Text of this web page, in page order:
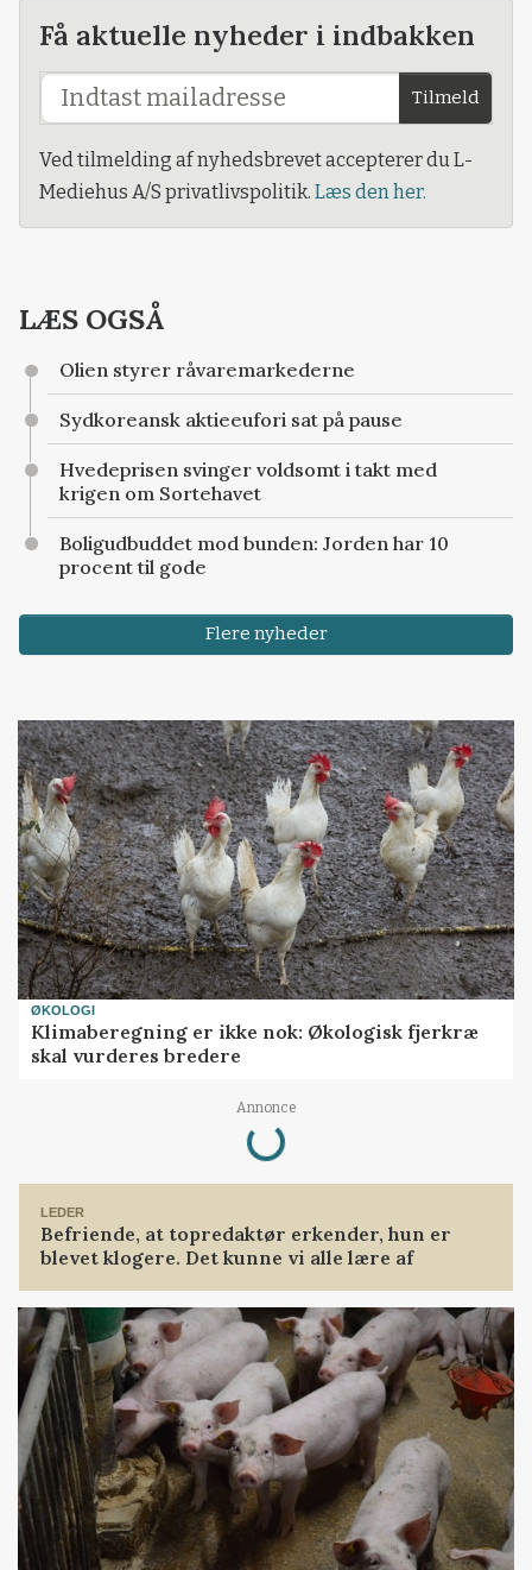
Få aktuelle nyheder i indbakken
Tilmeld
Ved tilmelding af nyhedsbrevet accepterer du L-
Mediehus A/S privatlivspolitik. Læs den her.
LÆS OGSÅ
Olien styrer råvaremarkederne
Sydkoreansk aktieeufori sat på pause
Hvedeprisen svinger voldsomt i takt med
krigen om Sortehavet
Boligudbuddet mod bunden: Jorden har 10
procent til gode
Flere nyheder
ØKOLOGI
Klimaberegning er ikke nok: Økologisk fjerkræ
skal vurderes bredere
Annonce
Loading...
LEDER
Befriende, at topredaktør erkender, hun er
blevet klogere. Det kunne vi alle lære af